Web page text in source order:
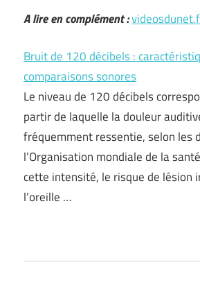
A lire en complément :
Bruit de 120 décibels :
comparaisons sonores
Le niveau de 120 décibels
partir de laquelle la douleur
fréquemment ressentie, selon les
l’Organisation mondiale de la
cette intensité, le risque de lésion
l’oreille …